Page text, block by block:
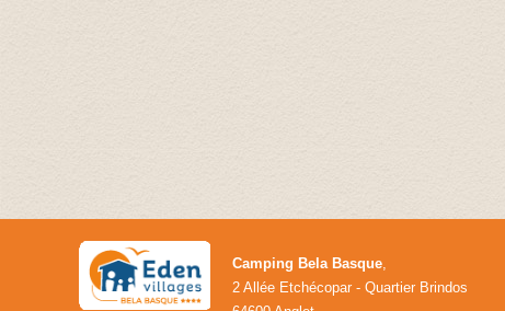
Camping Bela Basque
2 Allée Etchécopar - Quartier Brindos